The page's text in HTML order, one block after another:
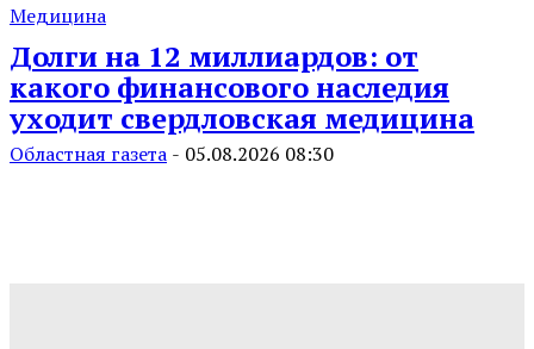
Медицина
Долги на 12 миллиардов: от
какого финансового наследия
уходит свердловская медицина
Областная газета - 05.08.2026 08:30